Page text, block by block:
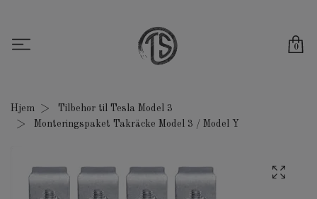
0
Hjem
Tilbehør til Tesla Model 3
Monteringspaket Takräcke Model 3 / Model Y